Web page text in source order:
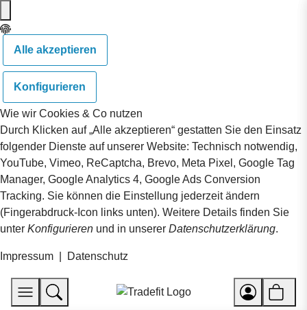
Alle akzeptieren
Konfigurieren
Wie wir Cookies & Co nutzen
Durch Klicken auf „Alle akzeptieren“ gestatten Sie den Einsatz
folgender Dienste auf unserer Website: Technisch notwendig,
YouTube, Vimeo, ReCaptcha, Brevo, Meta Pixel, Google Tag
Manager, Google Analytics 4, Google Ads Conversion
Tracking. Sie können die Einstellung jederzeit ändern
(Fingerabdruck-Icon links unten). Weitere Details finden Sie
unter Konfigurieren und in unserer Datenschutzerklärung.
Impressum Datenschutz